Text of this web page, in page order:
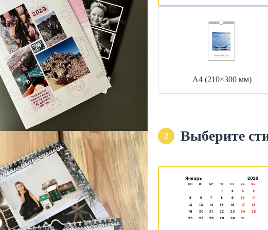
А4 (210×300 мм)
2 Выберите